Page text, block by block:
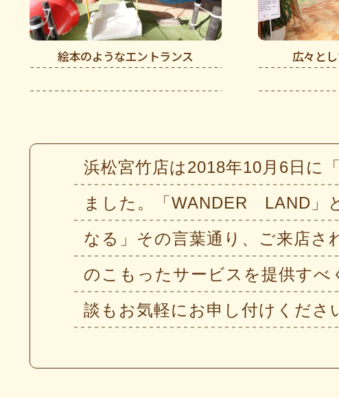
絵本のようなエントランス 広々と
浜松宮竹店は2018年10月6日に
ました。「WANDER LAND」
なる」その言葉通り、ご来店さ
のこもったサービスを提供すべ
談もお気軽にお申し付けくださ